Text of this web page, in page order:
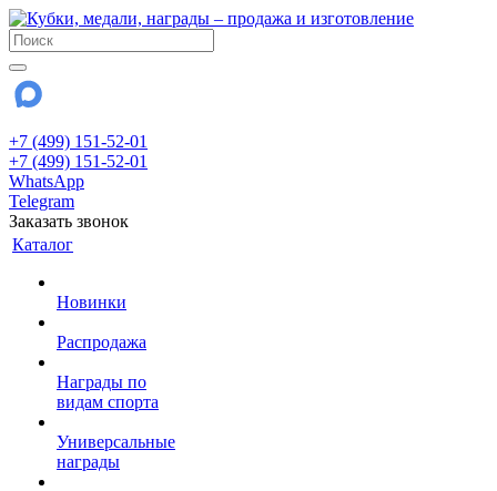
+7 (499) 151-52-01
+7 (499) 151-52-01
WhatsApp
Telegram
Заказать звонок
Каталог
Новинки
Распродажа
Награды по
видам спорта
Универсальные
награды